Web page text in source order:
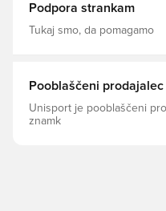
Podpora strankam
Tukaj smo, da pomagamo
Pooblaščeni prodajalec
Unisport je pooblaščeni
znamk